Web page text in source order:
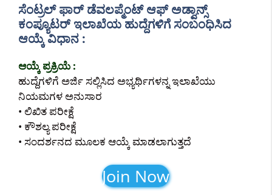
ಸೆಂಟ್ರಲ್ ಫಾರ್ ಡೆವಲಪ್ಮೆಂಟ್ ಆಫ್ ಅಡ್ವಾನ್ಸ್
ಕಂಪ್ಯೂಟರ್ ಇಲಾಖೆಯ ಹುದ್ದೆಗಳಿಗೆ ಸಂಬಂಧಿಸಿದ
ಆಯ್ಕೆ ವಿಧಾನ :
ಆಯ್ಕೆ ಪ್ರಕ್ರಿಯೆ :
ಹುದ್ದೆಗಳಿಗೆ ಅರ್ಜಿ ಸಲ್ಲಿಸಿದ ಅಭ್ಯರ್ಥಿಗಳನ್ನ ಇಲಾಖೆಯು
ನಿಯಮಗಳ ಅನುಸಾರ
• ಲಿಖಿತ ಪರೀಕ್ಷೆ
• ಕೌಶಲ್ಯ ಪರೀಕ್ಷೆ
• ಸಂದರ್ಶನದ ಮೂಲಕ ಆಯ್ಕೆ ಮಾಡಲಾಗುತ್ತದೆ
Join Now